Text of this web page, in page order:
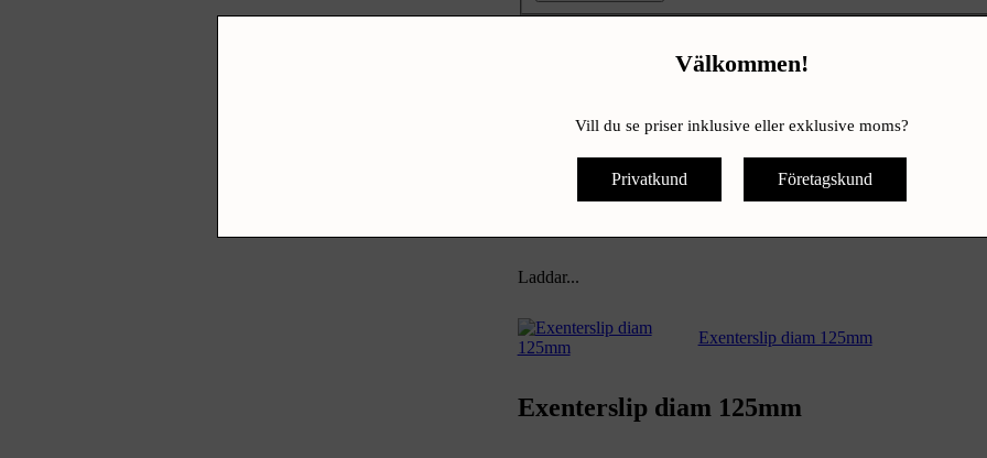
Välkommen!
Vill du se priser inklusive eller exklusive moms?
Privatkund Företagskund
Bandslip
Ska du slipa ett golv? - hyr istället en riktiggolvslip!
Laddar...
Exenterslip diam 125mm
Exenterslip diam 125mm